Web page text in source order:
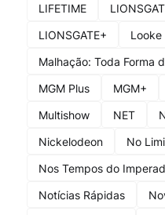
LIFETIME
LIONSGATE+
Looke
Malhação: Toda Forma
MGM Plus
MGM+
Multishow
NET
Nickelodeon
No
Nos Tempos do
Notícias Rápidas